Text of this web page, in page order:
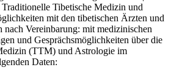
Tibetische Medizin und
mit den tibetischen Ärzten und
nach Vereinbarung: mit medizinischen
und Gesprächsmöglichkeiten über die
(TTM) und Astrologie im
Daten: